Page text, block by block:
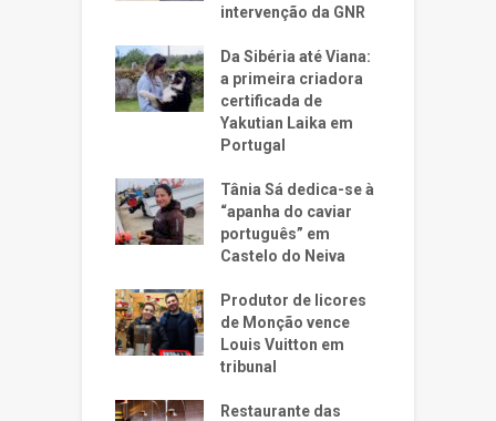
intervenção da GNR
Da Sibéria até Viana:
a primeira criadora
certificada de
Yakutian Laika em
Portugal
Tânia Sá dedica-se à
“apanha do caviar
português” em
Castelo do Neiva
Produtor de licores
de Monção vence
Louis Vuitton em
tribunal
Restaurante das